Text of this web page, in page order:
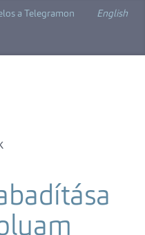
a Telegramon English